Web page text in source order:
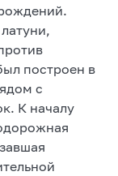
построен в
с
К началу